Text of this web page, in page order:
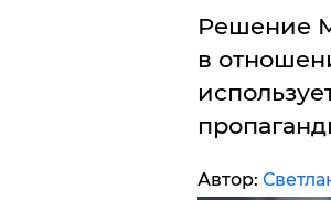
Решение
в
Автор: